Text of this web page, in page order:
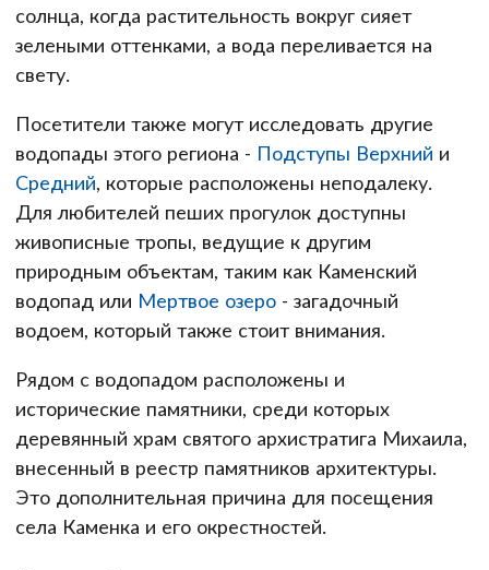
солнца, когда растительность вокруг сияет
зелеными оттенками, а вода переливается на
свету.
Посетители также могут исследовать другие
водопады этого региона - Подступы Верхний и
Средний, которые расположены неподалеку.
Для любителей пеших прогулок доступны
живописные тропы, ведущие к другим
природным объектам, таким как Каменский
водопад или Мертвое озеро - загадочный
водоем, который также стоит внимания.
Рядом с водопадом расположены и
исторические памятники, среди которых
деревянный храм святого архистратига Михаила,
внесенный в реестр памятников архитектуры.
Это дополнительная причина для посещения
села Каменка и его окрестностей.